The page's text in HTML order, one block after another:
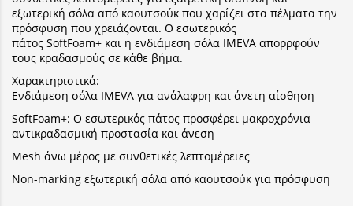
εξωτερική σόλα από καουτσούκ που χαρίζει στα πέλματα την
πρόσφυση που χρειάζονται. Ο εσωτερικός
πάτος SoftFoam+ και η ενδιάμεση σόλα IMEVA απορρφούν
τους κραδασμούς σε κάθε βήμα.
Χαρακτηριστικά:
Ενδιάμεση σόλα IMEVA για ανάλαφρη και άνετη αίσθηση
SoftFoam+: Ο εσωτερικός πάτος προσφέρει μακροχρόνια
αντικραδασμική προστασία και άνεση
Mesh άνω μέρος με συνθετικές λεπτομέρειες
Non-marking εξωτερική σόλα από καουτσούκ για πρόσφυση